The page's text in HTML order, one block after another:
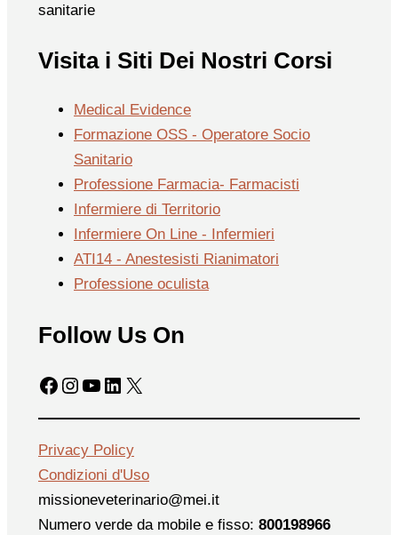
sanitarie
Visita i Siti Dei Nostri Corsi
Medical Evidence
Formazione OSS - Operatore Socio
Sanitario
Professione Farmacia- Farmacisti
Infermiere di Territorio
Infermiere On Line - Infermieri
ATI14 - Anestesisti Rianimatori
Professione oculista
Follow Us On
Facebook
Instagram
YouTube
LinkedIn
X
Privacy Policy
Condizioni d'Uso
missioneveterinario@mei.it
Numero verde da mobile e fisso: 800198966